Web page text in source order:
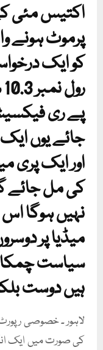
اکتیس مئی
پرموٹ ہونے
کو ایک
پے ری
جائے یوں
اور ایک پری
کی مل جائے
نہیں ہوگا
میڈیا پر
سیاست
ہیں دوست
لاہور ۔ خصوصی
کی صورت میں ایک